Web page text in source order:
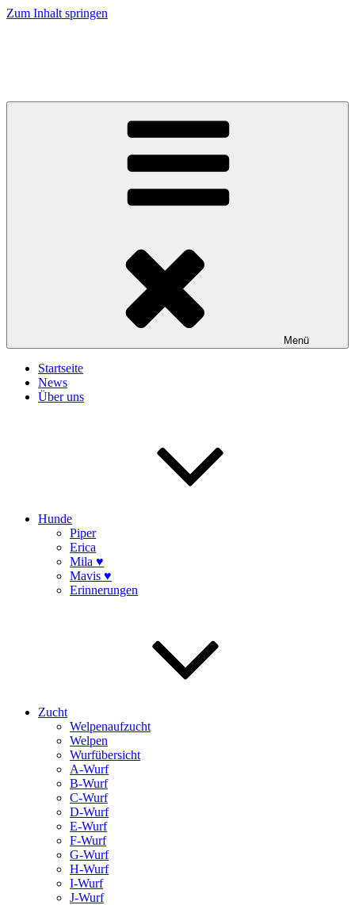
Zum Inhalt springen
Menü
Startseite
News
Über uns
Hunde
Piper
Erica
Mila ♥
Mavis ♥
Erinnerungen
Zucht
Welpenaufzucht
Welpen
Wurfübersicht
A-Wurf
B-Wurf
C-Wurf
D-Wurf
E-Wurf
F-Wurf
G-Wurf
H-Wurf
I-Wurf
J-Wurf